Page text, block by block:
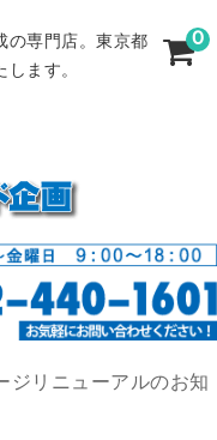
の専門店。東京都
ます。
0
ジリニューアルのお知